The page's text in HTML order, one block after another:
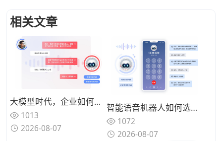
相关文章
大模型时代，企业如何打造“懂业务、能闭环”的智能语音客服？
1013
2026-08-07
智能语音机器人如何选型？2026年核心技术解析与合力亿捷落地实践
1072
2026-08-07